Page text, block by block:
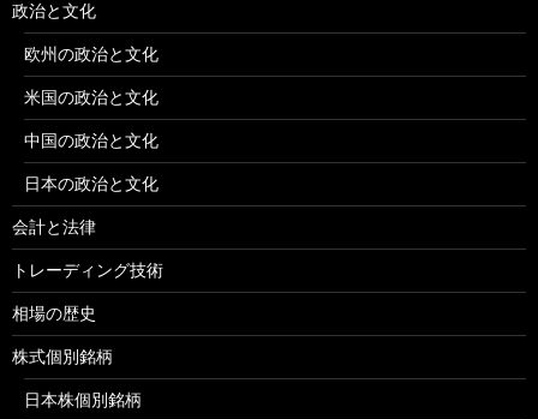
政治と文化
欧州の政治と文化
米国の政治と文化
中国の政治と文化
日本の政治と文化
会計と法律
トレーディング技術
相場の歴史
株式個別銘柄
日本株個別銘柄